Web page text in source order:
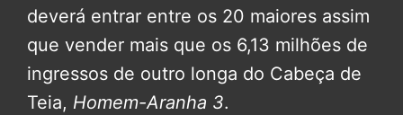
deverá entrar entre os 20 maiores assim
que vender mais que os 6,13 milhões de
ingressos de outro longa do Cabeça de
Teia, Homem-Aranha 3.